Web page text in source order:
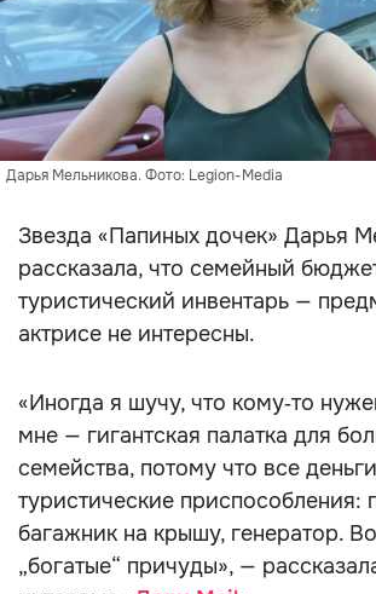
Дарья Мельникова. Фото: Legion-Media
Звезда «Папиных дочек» Дарья
рассказала, что семейный
туристический инвентарь —
актрисе не интересны.
«Иногда я шучу, что кому‑то
мне — гигантская палатка для
семейства, потому что все
туристические приспособления:
багажник на крышу, генератор.
„богатые“ причуды», —